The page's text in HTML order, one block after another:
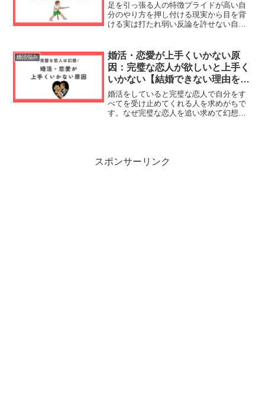
足を引っ張る人の特徴プライドが高い自
分のやり方を押し付ける現実から目を背
ける実は打たれ弱い反論を許せない自分
イドが高い人に自慢をしてしまうと足を
引っ張られたり、余計な面...
婚活悩み
婚活・恋愛が上手くいかない原
因：完璧な恋人が欲しいと上手く
いかない【結婚できない理由を解
決】
婚活をしていると完璧な恋人で自分をす
べてを受け止めてくれる人を求めがちで
す。なぜ完璧な恋人を追い求めて幻想を
スポンサーリンク